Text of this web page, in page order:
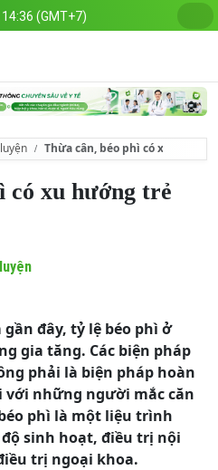
(GMT+7)
Thừa cân, béo phì có xu hướng
có xu hướng trẻ
đây, tỷ lệ béo phì ở
gia tăng. Các biện pháp
phải là biện pháp hoàn
những người mắc căn
phì là một liệu trình
sinh hoạt, điều trị nội
trị ngoại khoa.